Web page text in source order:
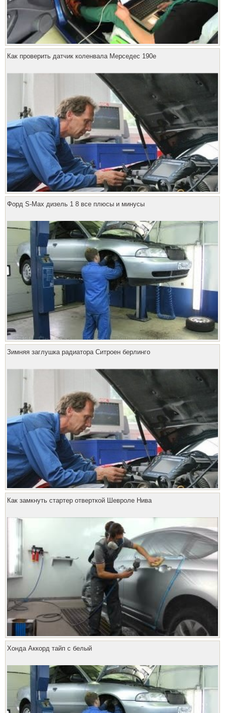
Как проверить датчик коленвала Мерседес 190е
Форд S-Max дизель 1 8 все плюсы и минусы
Зимняя заглушка радиатора Ситроен берлинго
Как замкнуть стартер отверткой Шевроле Нива
Хонда Аккорд тайп с белый